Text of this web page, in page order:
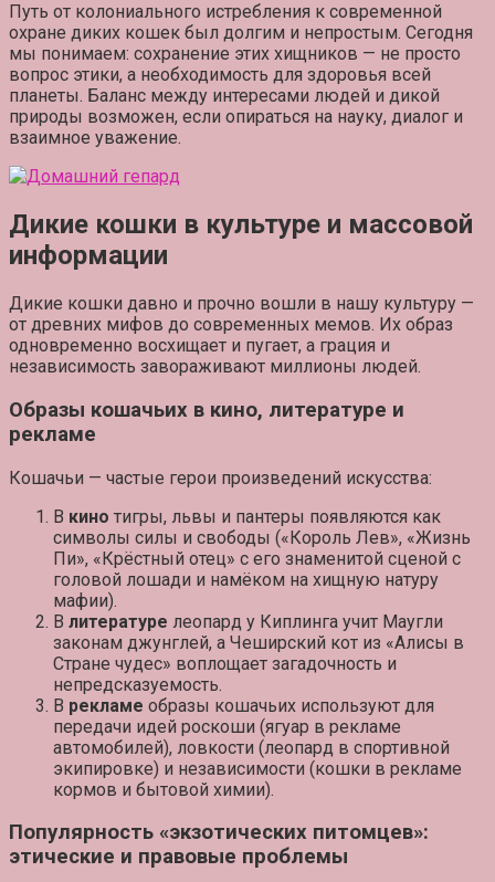
Путь от колониального истребления к современной
охране диких кошек был долгим и непростым. Сегодня
мы понимаем: сохранение этих хищников — не просто
вопрос этики, а необходимость для здоровья всей
планеты. Баланс между интересами людей и дикой
природы возможен, если опираться на науку, диалог и
взаимное уважение.
Дикие кошки в культуре и массовой
информации
Дикие кошки давно и прочно вошли в нашу культуру —
от древних мифов до современных мемов. Их образ
одновременно восхищает и пугает, а грация и
независимость завораживают миллионы людей.
Образы кошачьих в кино, литературе и
рекламе
Кошачьи — частые герои произведений искусства:
В кино тигры, львы и пантеры появляются как
символы силы и свободы («Король Лев», «Жизнь
Пи», «Крёстный отец» с его знаменитой сценой с
головой лошади и намёком на хищную натуру
мафии).
В литературе леопард у Киплинга учит Маугли
законам джунглей, а Чеширский кот из «Алисы в
Стране чудес» воплощает загадочность и
непредсказуемость.
В рекламе образы кошачьих используют для
передачи идей роскоши (ягуар в рекламе
автомобилей), ловкости (леопард в спортивной
экипировке) и независимости (кошки в рекламе
кормов и бытовой химии).
Популярность «экзотических питомцев»:
этические и правовые проблемы